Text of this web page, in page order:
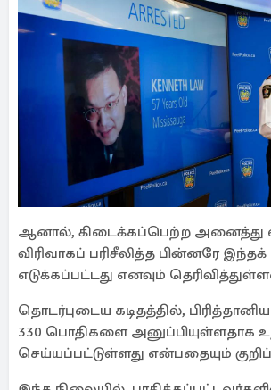
ஆனால், கிடைக்கப்பெற்ற அனைத்து
விரிவாகப் பரிசீலித்த பின்னரே இந்தக்
எடுக்கப்பட்டது எனவும்
தொடர்புடைய கடிதத்தில்,
330 பொதிகளை அனுப்பியுள்ளதாக
செய்யப்பட்டுள்ளது என்பதையும்